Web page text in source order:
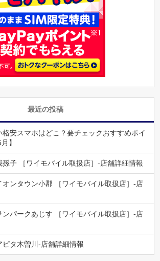
最近の投稿
安スマホはどこ？要チェックおすすめポイ
】
孫子 ［ワイモバイル取扱店］-店舗詳細情報
オンタウン小郡 ［ワイモバイル取扱店］-店
ンパークあじす ［ワイモバイル取扱店］-店
ピタ木曽川-店舗詳細情報